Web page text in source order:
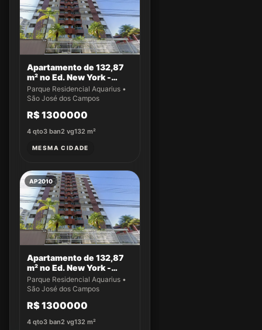
Apartamento de 132,87
m² no Ed. New York -
Apto 43
Parque Residencial Aquarius •
São José dos Campos
R$ 1300000
4 qto3 ban2 vg132 m²
MESMA CIDADE
AP2010
Apartamento de 132,87
m² no Ed. New York -
Apto 22
Parque Residencial Aquarius •
São José dos Campos
R$ 1300000
4 qto3 ban2 vg132 m²